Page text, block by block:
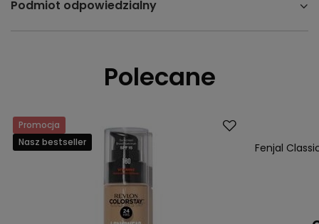
Podmiot odpowiedzialny
Polecane
Promocja
Nasz bestseller
Nasz
Fenjal